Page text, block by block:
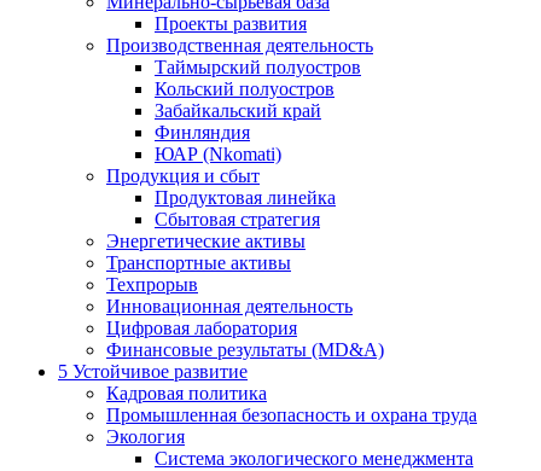
Проекты развития
Производственная деятельность
Таймырский полуостров
Кольский полуостров
Забайкальский край
Финляндия
ЮАР (Nkomati)
Продукция и сбыт
Продуктовая линейка
Сбытовая стратегия
Энергетические активы
Транспортные активы
Техпрорыв
Инновационная деятельность
Цифровая лаборатория
Финансовые результаты (MD&A)
5 Устойчивое развитие
Кадровая политика
Промышленная безопасность и охрана труда
Экология
Система экологического менеджмента